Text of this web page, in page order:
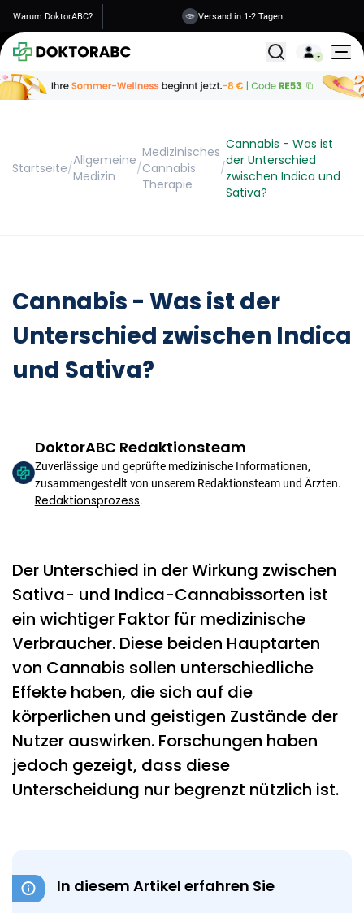
Warum DoktorABC? Sichere Informationen
Alle
Startseite/Allgemeine
Medizin
/
Medizinisches
Cannabis
Therapie
/
Cannabis - Was ist
der Unterschied
zwischen Indica und
Sativa?
Cannabis - Was ist der
Unterschied zwischen Indica
und Sativa?
DoktorABC Redaktionsteam
Zuverlässige und geprüfte medizinische Informationen,
zusammengestellt von unserem Redaktionsteam und Ärzten.
Redaktionsprozess.
Der Unterschied in der Wirkung zwischen
Sativa- und Indica-Cannabissorten ist
ein wichtiger Faktor für medizinische
Verbraucher. Diese beiden Hauptarten
von Cannabis sollen unterschiedliche
Effekte haben, die sich auf die
körperlichen und geistigen Zustände der
Nutzer auswirken. Forschungen haben
jedoch gezeigt, dass diese
Unterscheidung nur begrenzt nützlich ist.
In diesem Artikel erfahren Sie